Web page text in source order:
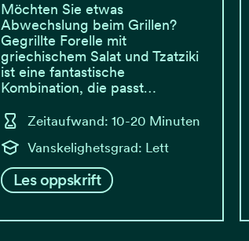
Möchten Sie etwas
Abwechslung beim Grillen?
Gegrillte Forelle mit
griechischem Salat und Tzatziki
ist eine fantastische
Kombination, die passt…
Zeitaufwand: 10-20 Minuten
Vanskelighetsgrad: Lett
Les oppskrift